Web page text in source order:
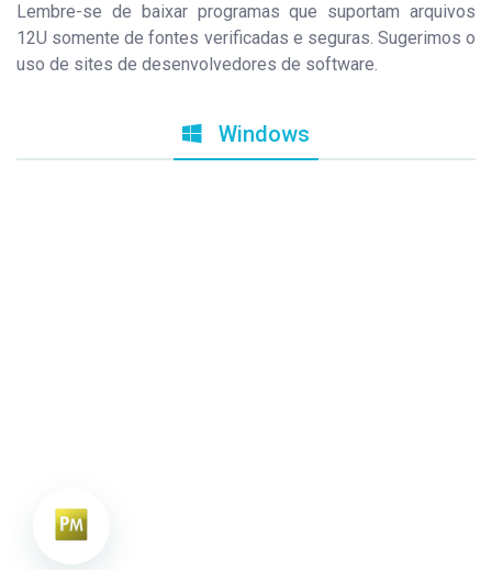
Lembre-se de baixar programas que suportam arquivos
12U somente de fontes verificadas e seguras. Sugerimos o
uso de sites de desenvolvedores de software.
Windows